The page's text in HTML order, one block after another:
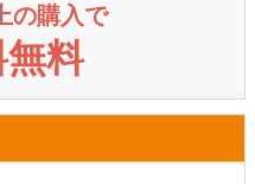
の購入で
料